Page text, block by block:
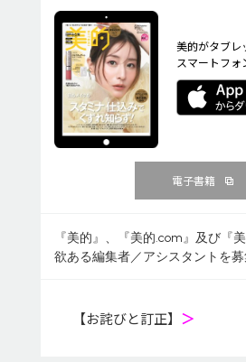
美的がタブレ
スマートフォ
電子書籍
『美的』、『美的.com』及び『
欲ある編集者／アシスタントを
【お詫びと訂正】 ＞